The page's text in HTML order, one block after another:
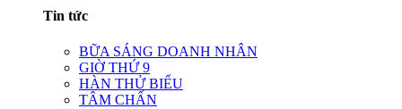
Tin tức
BỮA SÁNG DOANH NHÂN
GIỜ THỨ 9
HÀN THỬ BIỂU
TÂM CHẤN